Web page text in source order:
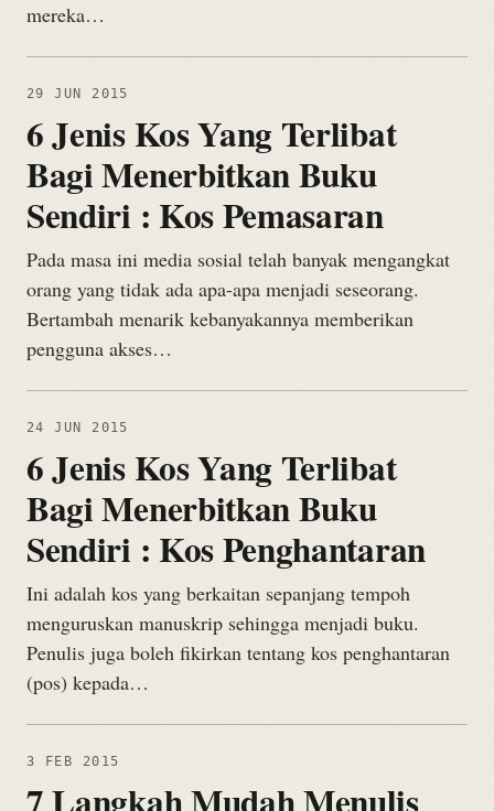
mereka…
29 JUN 2015
6 Jenis Kos Yang Terlibat
Bagi Menerbitkan Buku
Sendiri : Kos Pemasaran
Pada masa ini media sosial telah banyak mengangkat
orang yang tidak ada apa-apa menjadi seseorang.
Bertambah menarik kebanyakannya memberikan
pengguna akses…
24 JUN 2015
6 Jenis Kos Yang Terlibat
Bagi Menerbitkan Buku
Sendiri : Kos Penghantaran
Ini adalah kos yang berkaitan sepanjang tempoh
menguruskan manuskrip sehingga menjadi buku.
Penulis juga boleh fikirkan tentang kos penghantaran
(pos) kepada…
3 FEB 2015